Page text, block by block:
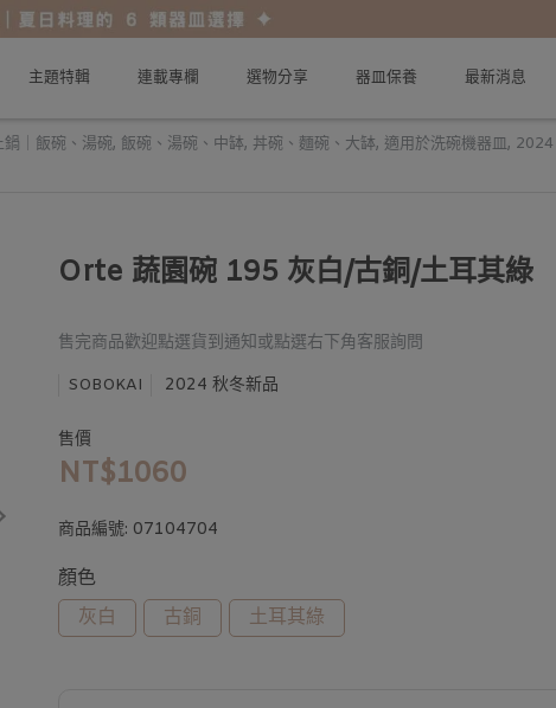
主題特輯 連載專欄 選物分享 器皿保養 最新消息
鍋｜飯碗、湯碗, 飯碗、湯碗、中缽, 丼碗、麵碗、大缽, 適用於洗碗機器皿, 2024
Orte 蔬園碗 195 灰白/古銅/土耳其綠
售完商品歡迎點選貨到通知或點選右下角客服詢問
SOBOKAI 2024 秋冬新品
售價
NT$1060
商品編號: 07104704
顏色
灰白
古銅 土耳其綠